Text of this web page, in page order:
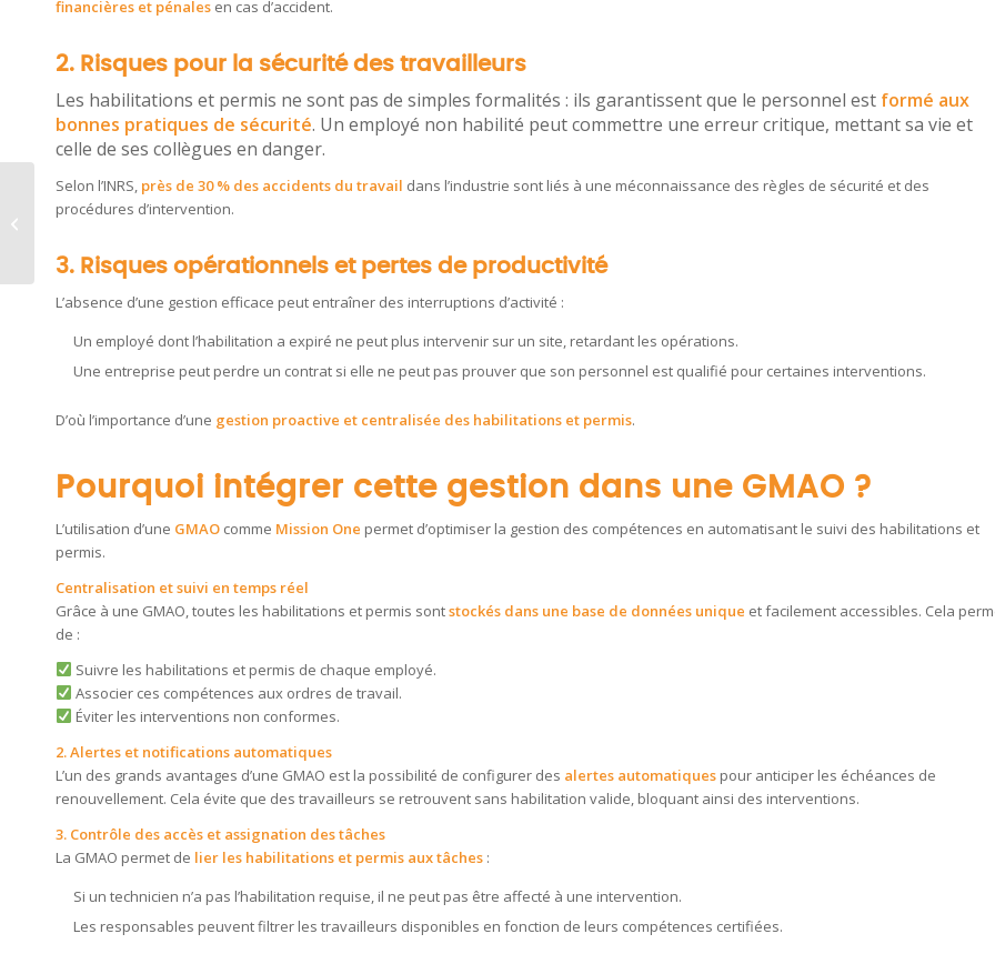
financières et pénales en cas d’accident.
2. Risques pour la sécurité des travailleurs
Les habilitations et permis ne sont pas de simples formalités : ils garantissent que le personnel est formé aux
bonnes pratiques de sécurité. Un employé non habilité peut commettre une erreur critique, mettant sa vie et
celle de ses collègues en danger.
Selon l’INRS, près de 30 % des accidents du travail dans l’industrie sont liés à une méconnaissance des règles de sécurité et des
procédures d’intervention.
3. Risques opérationnels et pertes de productivité
L’absence d’une gestion efficace peut entraîner des interruptions d’activité :
Un employé dont l’habilitation a expiré ne peut plus intervenir sur un site, retardant les opérations.
Une entreprise peut perdre un contrat si elle ne peut pas prouver que son personnel est qualifié pour certaines interventions.
D’où l’importance d’une gestion proactive et centralisée des habilitations et permis.
Pourquoi intégrer cette gestion dans une GMAO ?
L’utilisation d’une GMAO comme Mission One permet d’optimiser la gestion des compétences en automatisant le suivi des habilitations et
permis.
Centralisation et suivi en temps réel
Grâce à une GMAO, toutes les habilitations et permis sontstockés dans une base de données unique et facilement accessibles. Cela
de :
Suivre les habilitations et permis de chaque employé.
Associer ces compétences aux ordres de travail.
Éviter les interventions non conformes.
2. Alertes et notifications automatiques
L’un des grands avantages d’une GMAO est la possibilité de configurer des alertes automatiques pour anticiper les échéances de
renouvellement. Cela évite que des travailleurs se retrouvent sans habilitation valide, bloquant ainsi des interventions.
3. Contrôle des accès et assignation des tâches
La GMAO permet de lier les habilitations et permis aux tâches :
Si un technicien n’a pas l’habilitation requise, il ne peut pas être affecté à une intervention.
Les responsables peuvent filtrer les travailleurs disponibles en fonction de leurs compétences certifiées.
Le PDCA appliqué à la
maintenance avec une
gagnant !